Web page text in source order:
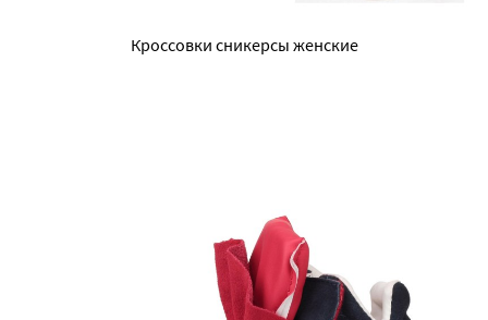
Кроссовки сникерсы женские